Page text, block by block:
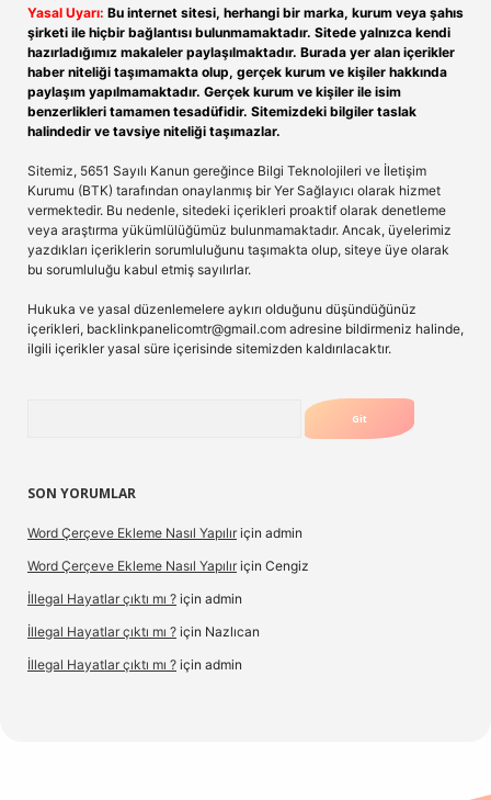
Yasal Uyarı: Bu internet sitesi, herhangi bir marka, kurum veya şahıs
şirketi ile hiçbir bağlantısı bulunmamaktadır. Sitede yalnızca kendi
hazırladığımız makaleler paylaşılmaktadır. Burada yer alan içerikler
haber niteliği taşımamakta olup, gerçek kurum ve kişiler hakkında
paylaşım yapılmamaktadır. Gerçek kurum ve kişiler ile isim
benzerlikleri tamamen tesadüfidir. Sitemizdeki bilgiler taslak
halindedir ve tavsiye niteliği taşımazlar.
Sitemiz, 5651 Sayılı Kanun gereğince Bilgi Teknolojileri ve İletişim
Kurumu (BTK) tarafından onaylanmış bir Yer Sağlayıcı olarak hizmet
vermektedir. Bu nedenle, sitedeki içerikleri proaktif olarak denetleme
veya araştırma yükümlülüğümüz bulunmamaktadır. Ancak, üyelerimiz
yazdıkları içeriklerin sorumluluğunu taşımakta olup, siteye üye olarak
bu sorumluluğu kabul etmiş sayılırlar.
Hukuka ve yasal düzenlemelere aykırı olduğunu düşündüğünüz
içerikleri, backlinkpanelicomtr@gmail.com adresine bildirmeniz halinde,
ilgili içerikler yasal süre içerisinde sitemizden kaldırılacaktır.
SON YORUMLAR
Word Çerçeve Ekleme Nasıl Yapılır için admin
Word Çerçeve Ekleme Nasıl Yapılır için Cengiz
İllegal Hayatlar çıktı mı ? için admin
İllegal Hayatlar çıktı mı ? için Nazlıcan
İllegal Hayatlar çıktı mı ? için admin